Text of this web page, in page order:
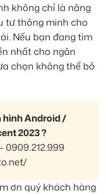
không chỉ là nâng
tư thông minh cho
Nếu bạn đang tìm
nhất cho ngân
chọn không thể bỏ
hình Android /
2023 ?
0909.212.999
ơn quý khách hàng